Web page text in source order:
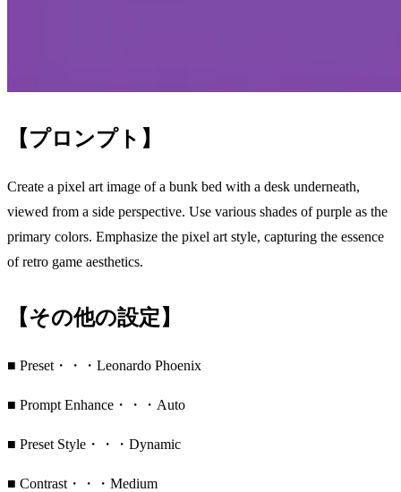
【プロンプト】
Create a pixel art image of a bunk bed with a desk underneath,
viewed from a side perspective. Use various shades of purple as the
primary colors. Emphasize the pixel art style, capturing the essence
of retro game aesthetics.
【その他の設定】
■ Preset・・・Leonardo Phoenix
■ Prompt Enhance・・・Auto
■ Preset Style・・・Dynamic
■ Contrast・・・Medium